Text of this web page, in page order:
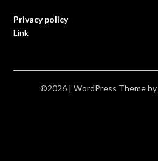
Privacy policy
Link
©2026 | WordPress Theme by